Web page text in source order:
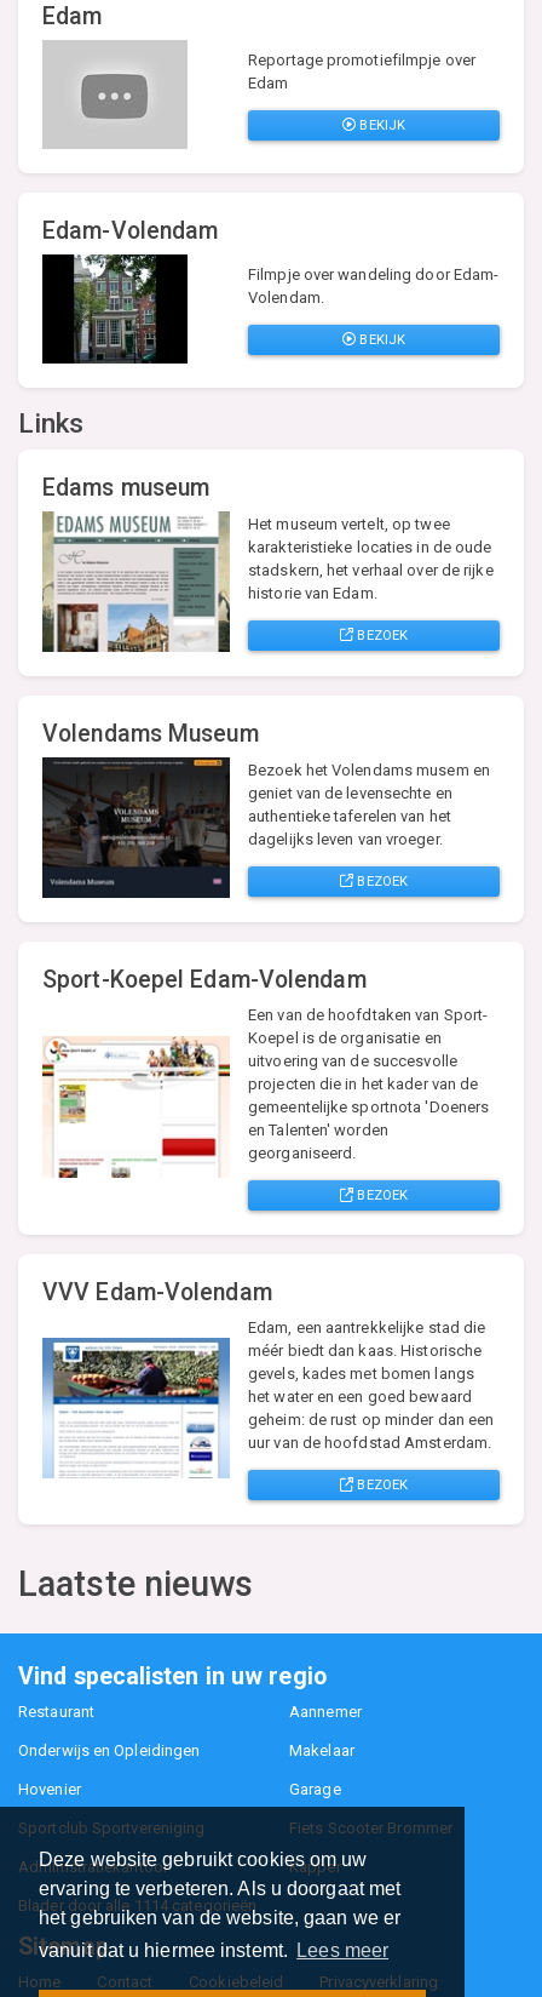
Deze website gebruikt cookies om uw
ervaring te verbeteren. Als u doorgaat met
het gebruiken van de website, gaan we er
vanuit dat u hiermee instemt.
Lees meer
Edam
Reportage promotiefilmpje over
Edam
BEKIJK
Edam-Volendam
Filmpje over wandeling door Edam-
Volendam.
BEKIJK
Links
Edams museum
Het museum vertelt, op twee
karakteristieke locaties in de oude
stadskern, het verhaal over de rijke
historie van Edam.
BEZOEK
Volendams Museum
Bezoek het Volendams musem en
geniet van de levensechte en
authentieke taferelen van het
dagelijks leven van vroeger.
BEZOEK
Sport-Koepel Edam-Volendam
Een van de hoofdtaken van Sport-
Koepel is de organisatie en
uitvoering van de succesvolle
projecten die in het kader van de
gemeentelijke sportnota 'Doeners
en Talenten' worden
georganiseerd.
BEZOEK
VVV Edam-Volendam
Edam, een aantrekkelijke stad die
méér biedt dan kaas. Historische
gevels, kades met bomen langs
het water en een goed bewaard
geheim: de rust op minder dan een
uur van de hoofdstad Amsterdam.
BEZOEK
Laatste nieuws
Vind specalisten in uw regio
Restaurant Aannemer
Onderwijs en Opleidingen Makelaar
Hovenier Garage
Sportclub Sportvereniging Fiets Scooter Brommer
Administratiekantoor Kapper
Blader door alle 1114 categorieën
Sitemap
Home Contact Cookiebeleid Privacyverklaring